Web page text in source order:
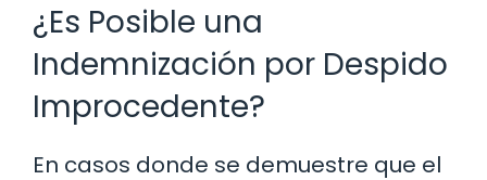
¿Es Posible una
Indemnización por Despido
Improcedente?
En casos donde se demuestre que el